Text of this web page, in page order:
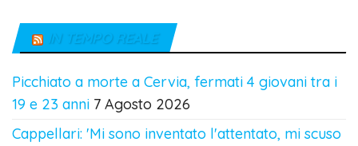
IN TEMPO REALE
Picchiato a morte a Cervia, fermati 4 giovani tra i
19 e 23 anni 7 Agosto 2026
Cappellari: 'Mi sono inventato l'attentato, mi scuso